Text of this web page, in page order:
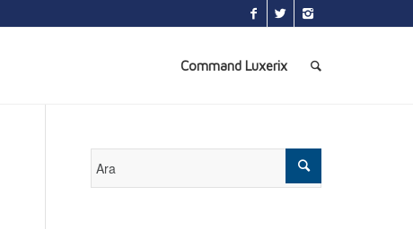
Command Luxerix